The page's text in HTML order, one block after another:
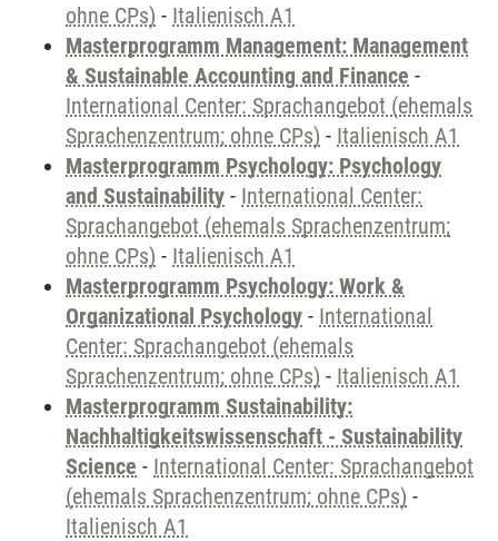
ohne CPs) - Italienisch A1
Masterprogramm Management: Management
& Sustainable Accounting and Finance -
International Center: Sprachangebot (ehemals
Sprachenzentrum; ohne CPs) - Italienisch A1
Masterprogramm Psychology: Psychology
and Sustainability - International Center:
Sprachangebot (ehemals Sprachenzentrum;
ohne CPs) - Italienisch A1
Masterprogramm Psychology: Work &
Organizational Psychology - International
Center: Sprachangebot (ehemals
Sprachenzentrum; ohne CPs) - Italienisch A1
Masterprogramm Sustainability:
Nachhaltigkeitswissenschaft - Sustainability
Science - International Center: Sprachangebot
(ehemals Sprachenzentrum; ohne CPs) -
Italienisch A1